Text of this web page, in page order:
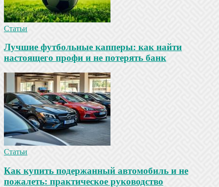
Статьи
Лучшие футбольные капперы: как найти
настоящего профи и не потерять банк
Статьи
Как купить подержанный автомобиль и не
пожалеть: практическое руководство